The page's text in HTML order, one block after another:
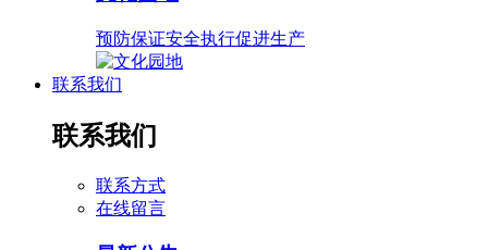
预防保证安全执行促进生产
联系我们
联系我们
联系方式
在线留言